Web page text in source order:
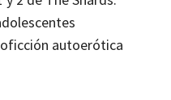
autoerótica